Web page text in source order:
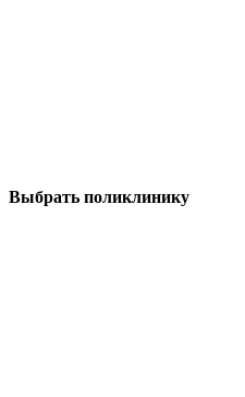
Выбрать поликлинику